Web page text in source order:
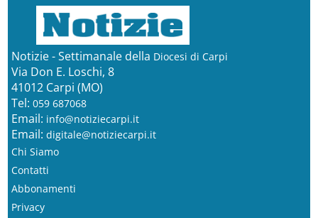
Notizie - Settimanale della Diocesi di Carpi
Via Don E. Loschi, 8
41012 Carpi (MO)
Tel: 059 687068
Email: info@notiziecarpi.it
Email: digitale@notiziecarpi.it
Chi Siamo
Contatti
Abbonamenti
Privacy